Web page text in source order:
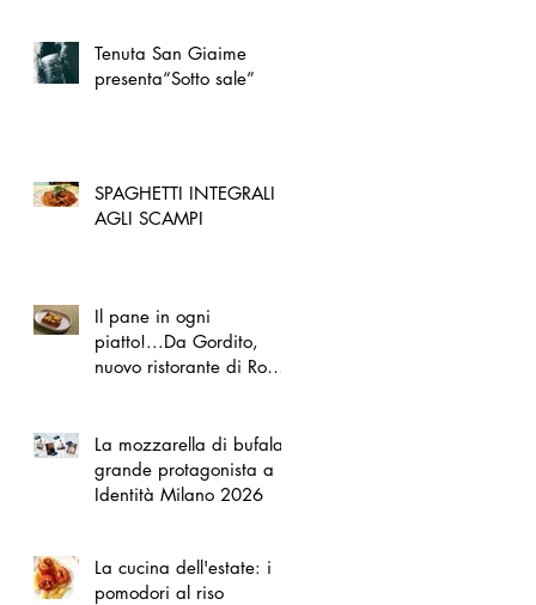
Tenuta San Giaime
presenta“Sotto sale”
SPAGHETTI INTEGRALI
AGLI SCAMPI
Il pane in ogni
piatto!...Da Gordito,
nuovo ristorante di Roma
La mozzarella di bufala
grande protagonista a
Identità Milano 2026
La cucina dell'estate: i
pomodori al riso